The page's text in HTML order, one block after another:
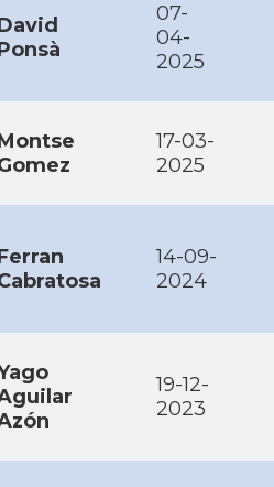
07-
04-
2025
17-03-
2025
14-09-
2024
19-12-
2023